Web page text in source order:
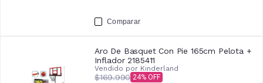
Comparar
Aro De Basquet Con Pie 165cm Pelota +
Inflador 2185411
Vendido por Kinderland
$169.990 24